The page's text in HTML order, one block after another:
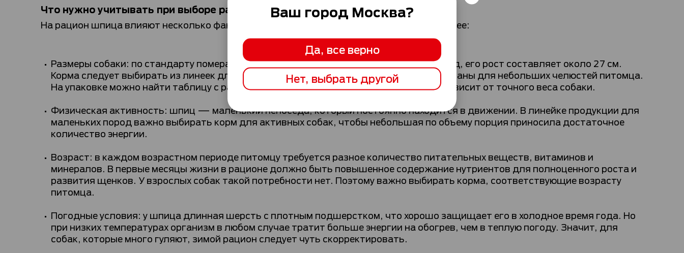
Ваш город Москва?
Да, все верно
Нет, выбрать другой
Что нужно учитывать при выборе рациона
На рацион шпица влияют несколько факторов, на которых стоит остановиться подробнее:
Размеры собаки: по стандарту померанский шпиц относится к группе маленьких пород, его рост составляет около 27 см.
Корма следует выбирать из линеек для маленьких пород, гранулы которых адаптированы для небольших челюстей питомца.
На упаковке можно найти таблицу с расчетом объема порции — количество корма зависит от точного веса собаки.
Физическая активность: шпиц — маленький непоседа, который постоянно находится в движении. В линейке продукции для
маленьких пород важно выбирать корм для активных собак, чтобы небольшая по объему порция приносила достаточное
количество энергии.
Возраст: в каждом возрастном периоде питомцу требуется разное количество питательных веществ, витаминов и
минералов. В первые месяцы жизни в рационе должно быть повышенное содержание нутриентов для полноценного роста и
развития щенков. У взрослых собак такой потребности нет. Поэтому важно выбирать корма, соответствующие возрасту
питомца.
Погодные условия: у шпица длинная шерсть с плотным подшерстком, что хорошо защищает его в холодное время года. Но
при низких температурах организм в любом случае тратит больше энергии на обогрев, чем в теплую погоду. Значит, для
собак, которые много гуляют, зимой рацион следует чуть скорректировать.